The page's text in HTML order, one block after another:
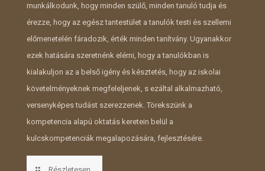
munkálkodunk, hogy minden szülő, minden tanuló tudja és
érezze, hogy az egész tantestület a tanulók testi és szellemi
előmenetelén fáradozik, érték minden tanítvány. Ugyanakkor
ezek hatására szeretnénk elérni, hogy a tanulókban is
kialakuljon az a belső igény és késztetés, hogy az iskolai
követelményeknek megfeleljenek, s ezáltal alkalmazható,
versenyképes tudást szerezzenek. Törekszünk a
kompetencia alapú oktatás keretein belül a
kulcskompetenciák megalapozására, fejlesztésére.